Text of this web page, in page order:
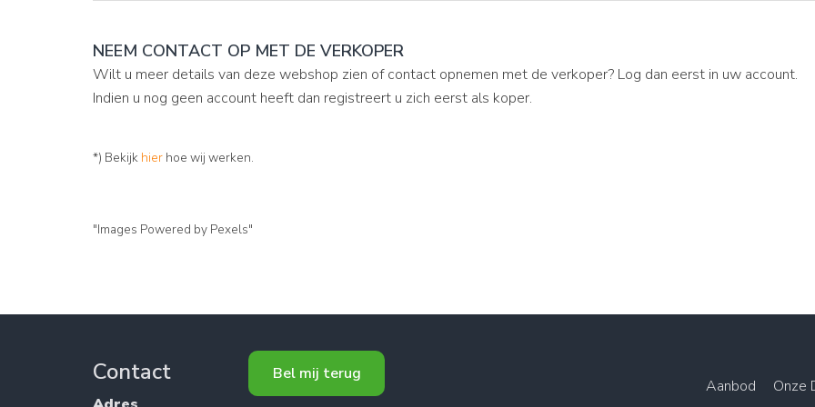
NEEM CONTACT OP MET DE VERKOPER
Wilt u meer details van deze webshop zien of contact opnemen met de verkoper? Log dan eerst in uw account.
Indien u nog geen account heeft dan registreert u zich eerst als koper.
*) Bekijk hier hoe wij werken.
"Images Powered by Pexels"
Contact Bel mij terug
Aanbod Onze